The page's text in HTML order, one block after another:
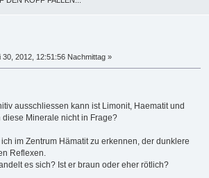
30, 2012, 12:51:56 Nachmittag »
ausschliessen kann ist Limonit, Haematit und
Minerale nicht in Frage?
im Zentrum Hämatit zu erkennen, der dunklere
Reflexen.
es sich? Ist er braun oder eher rötlich?